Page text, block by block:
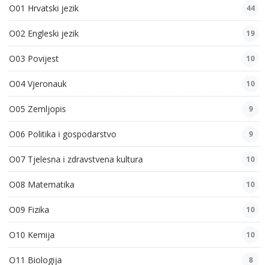
O01 Hrvatski jezik 44
O02 Engleski jezik 19
O03 Povijest 10
O04 Vjeronauk 10
O05 Zemljopis 9
O06 Politika i gospodarstvo 9
O07 Tjelesna i zdravstvena kultura 10
O08 Matematika 10
O09 Fizika 10
O10 Kemija 10
O11 Biologija 8